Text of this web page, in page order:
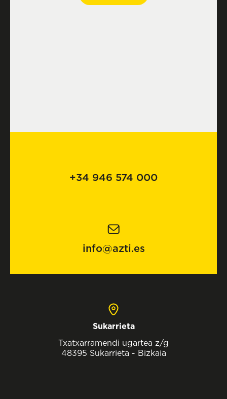
+34 946 574 000
info@azti.es
Sukarrieta
Txatxarramendi ugartea z/g
48395 Sukarrieta - Bizkaia